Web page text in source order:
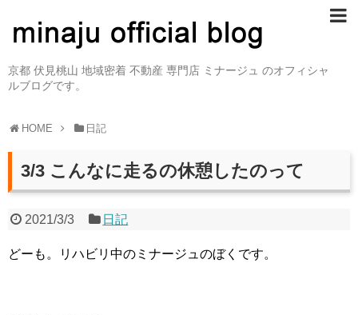
京都 伏見桃山 地域密着 不動産 専門店 ミナージュ のオフィシャ
ルブログです。
HOME 日記
3/3 こんなに走るの休憩したのって
2021/3/3 日記
どーも。リハビリ中のミナージュのぼくです。